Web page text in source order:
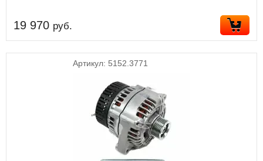
19 970 руб.
Артикул: 5152.3771